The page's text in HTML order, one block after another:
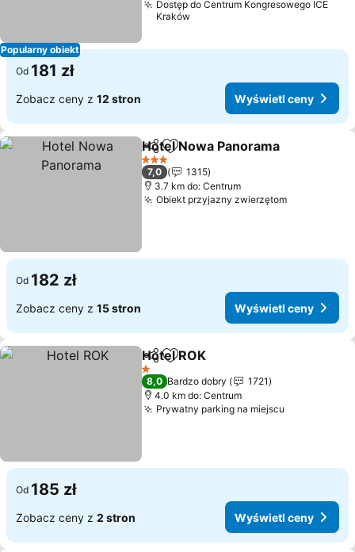
Popularny obiekt
Dostęp do Centrum Kongresowego ICE
Kraków
Od 181 zł
Zobacz ceny z 12 stron Wyświetl ceny
Udostępnij
Dodaj do ulubionych
Hotel Nowa Panorama
3 Kategoria
7,0
1315
3.7 km do: Centrum
Obiekt przyjazny zwierzętomWyświetl
Od 182 zł
Zobacz ceny z 15 stron Wyświetl ceny
Udostępnij
Dodaj do ulubionych
Hotel ROK
1 Kategoria
8,0 Bardzo dobry
1721
4.0 km do: Centrum
Prywatny parking na miejscu
Od 185 zł
Zobacz ceny z 2 stron Wyświetl ceny